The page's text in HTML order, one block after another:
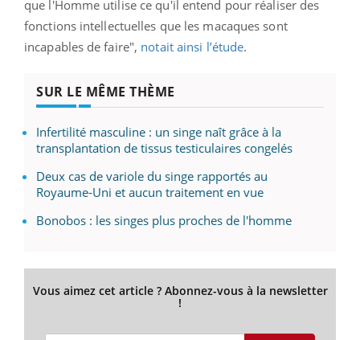
que l'Homme utilise ce qu'il entend pour réaliser des
fonctions intellectuelles que les macaques sont
incapables de faire", notait ainsi l’étude.
SUR LE MÊME THÈME
Infertilité masculine : un singe naît grâce à la
transplantation de tissus testiculaires congelés
Deux cas de variole du singe rapportés au
Royaume-Uni et aucun traitement en vue
Bonobos : les singes plus proches de l'homme
Vous aimez cet article ? Abonnez-vous à la newsletter
!